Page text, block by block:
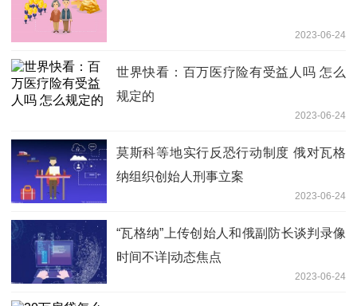
2023-06-24
世界快看：百万医疗险有受益人吗 怎么
规定的
2023-06-24
莫斯科等地实行反恐行动制度 俄对瓦格
纳组织创始人刑事立案
2023-06-24
“瓦格纳”上传创始人和俄副防长谈判录像
时间不详|动态焦点
2023-06-24